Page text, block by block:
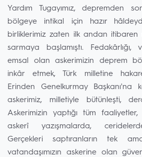
Yardım Tugayımız, depremden
bölgeye intikal için hazır
birliklerimiz zaten ilk andan itibaren
sarmaya başlamıştı.
emsal olan askerimizin deprem
inkâr etmek, Türk milletine
Erinden Genelkurmay Başkanı'na
askerimiz, milletiyle bütünleşti,
Askerimizin yaptığı tüm
askerî yazışmalarda,
Gerçekleri saptıranların tek
vatandaşımızın askerine olan